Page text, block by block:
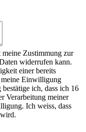
Zustimmung zur
widerrufen kann.
einer bereits
meine Einwilligung
ich, dass ich 16
Verarbeitung meiner
Ich weiss, dass